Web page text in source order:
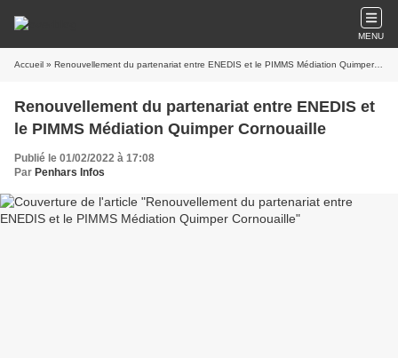
MENU
Accueil » Renouvellement du partenariat entre ENEDIS et le PIMMS Médiation Quimper Cornouaille
Renouvellement du partenariat entre ENEDIS et
le PIMMS Médiation Quimper Cornouaille
Publié le 01/02/2022 à 17:08
Par Penhars Infos